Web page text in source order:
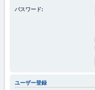
パスワード:
ユーザー登録